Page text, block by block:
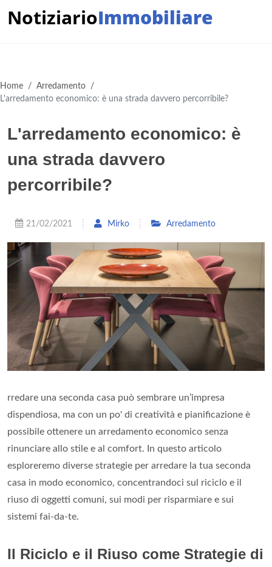
NotiziarioImmobiliare
Home / Arredamento /
L'arredamento economico: è una strada davvero percorribile?
L'arredamento economico: è
una strada davvero
percorribile?
21/02/2021 Mirko Arredamento
rredare una seconda casa può sembrare un’impresa
dispendiosa, ma con un po' di creatività e pianificazione è
possibile ottenere un arredamento economico senza
rinunciare allo stile e al comfort. In questo articolo
esploreremo diverse strategie per arredare la tua seconda
casa in modo economico, concentrandoci sul riciclo e il
riuso di oggetti comuni, sui modi per risparmiare e sui
sistemi fai-da-te.
Il Riciclo e il Riuso come Strategie di